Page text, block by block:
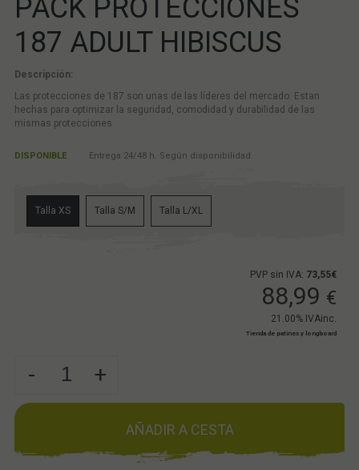
PACK PROTECCIONES
187 ADULT HIBISCUS
Descripción:
Las protecciones de 187 son unas de las líderes del mercado. Estan
hechas para optimizar la seguridad, comodidad y durabilidad de las
mismas protecciones
DISPONIBLE Entrega 24/48 h. Según disponibilidad.
Talla XS Talla S/M Talla L/XL
PVP sin IVA: 73,55€
88,99 €
21.00% IVAinc.
Tienda de patines y longboard
- +
AÑADIR A CESTA